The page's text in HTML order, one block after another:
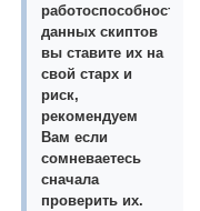
работоспособность
данных скиптов
вы ставите их на
свой старх и
риск,
рекомендуем
Вам если
сомневаетесь
сначала
проверить их.